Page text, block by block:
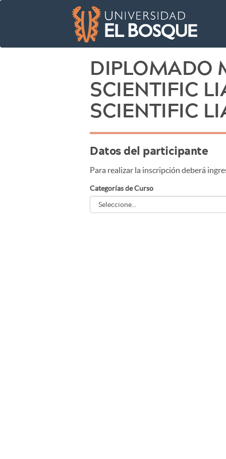
DIPLOMADO
SCIENTIFIC
SCIENTIFIC
Datos del participante
Para realizar la inscripción deberá
Categorías de Curso